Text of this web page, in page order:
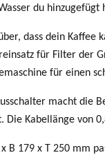
du
dass dein
für Filter der
für einen
macht die
Die Kabellänge von
B 179 x T 250 mm